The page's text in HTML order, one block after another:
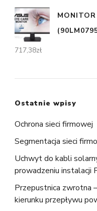
717,38zł
Ostatnie wpisy
Ochrona sieci firmowej
Segmentacja sieci
Uchwyt do kabli
prowadzeniu instalacji
Przepustnica zwrotna
kierunku przepływu